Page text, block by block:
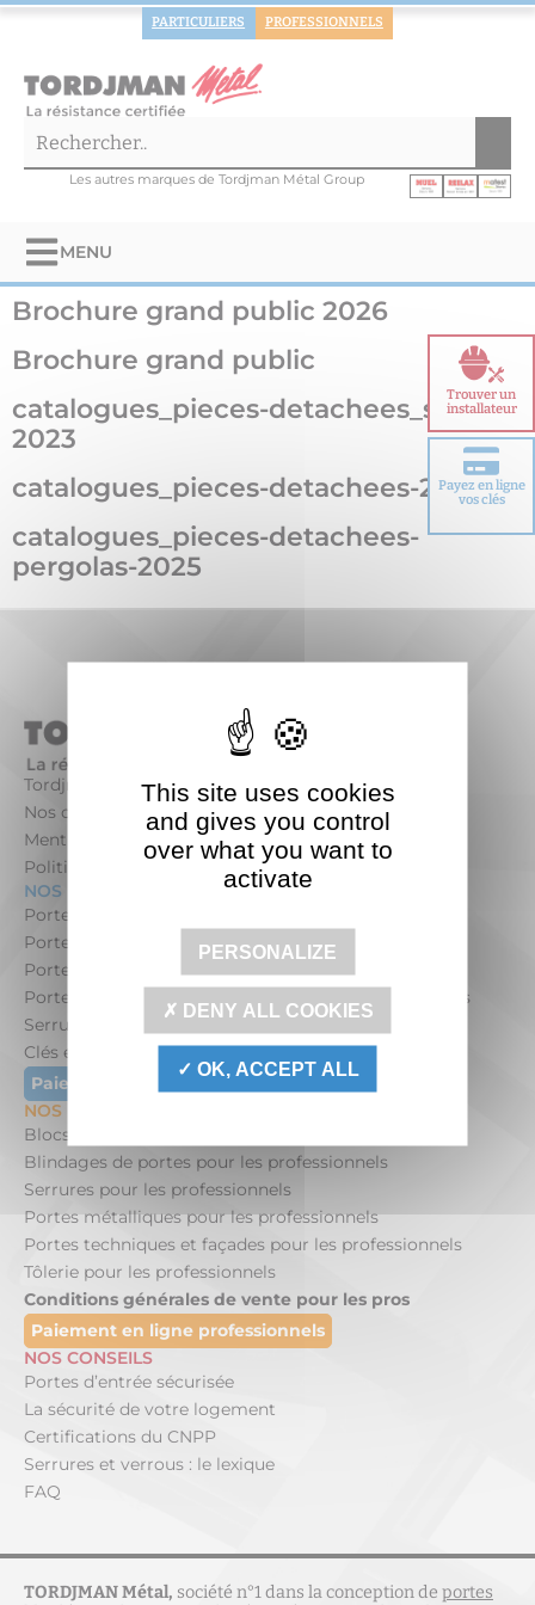
PARTICULIERS PROFESSIONNELS
Les autres marques de Tordjman Métal Group
MENU
Trouver un
installateur
Choisir votre
Payez en ligne
vos clés
Brochure grand public 2026
Brochure grand public
catalogues_pieces-detachees_soleil-
2023
catalogues_pieces-detachees-2025
catalogues_pieces-detachees-
pergolas-2025
Tordjman Métal
Nos offres d’emploi
Mentions légales
Politique de confidentialité
NOS PRODUITS POUR LES PARTICULIERS
Portes blindées maison pour les particuliers
Portes blindées appartement pour les particuliers
Portes de cave pour les particuliers
Portes blindées entrée de service pour les particuliers
Serrures de porte pour les particuliers
Clés et cylindre pour les particuliers
Paiement en ligne des commandes de clés
NOS PRODUITS POUR LES PROFESSIONNELS
Blocs-portes blindés pour les professionnels
Blindages de portes pour les professionnels
Serrures pour les professionnels
Portes métalliques pour les professionnels
Portes techniques et façades pour les professionnels
Tôlerie pour les professionnels
Conditions générales de vente pour les pros
Paiement en ligne professionnels
NOS CONSEILS
Portes d’entrée sécurisée
La sécurité de votre logement
Certifications du CNPP
Serrures et verrous : le lexique
FAQ
TORDJMAN Métal, société n°1 dans la conception de portes
This site uses cookies
and gives you control
over what you want to
activate
PERSONALIZE
DENY ALL COOKIES
OK, ACCEPT ALL